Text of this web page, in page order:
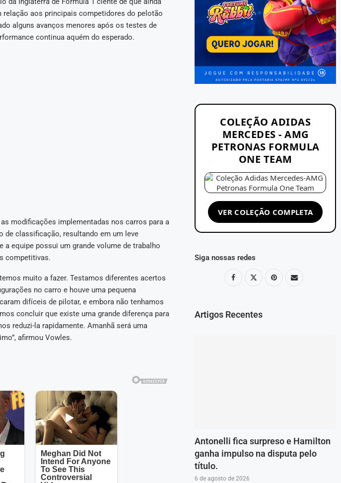
aos principais competidores do pelotão
alguns avanços menores após os testes de
continua aquém do esperado.
modificações implementadas nos carros para a
de classificação, resultando em um leve
equipe possui um grande volume de trabalho
competitivas.
muito a fazer. Testamos diferentes acertos
no carro e houve uma pequena
difíceis de pilotar, e embora não tenhamos
concluir que existe uma grande diferença para
reduzi-la rapidamente. Amanhã será uma
afirmou Vowles.
COLEÇÃO ADIDAS
MERCEDES - AMG
PETRONAS FORMULA
ONE TEAM
VER COLEÇÃO COMPLETA
Siga nossas redes
Artigos Recentes
Antonelli fica surpreso e Hamilton
ganha impulso na disputa pelo
título.
6 de agosto de 2026